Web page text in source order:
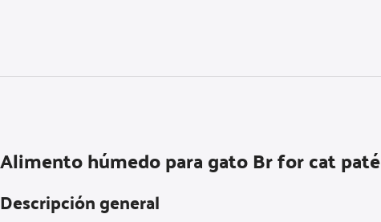
Alimento húmedo para gato Br for cat paté
Descripción general